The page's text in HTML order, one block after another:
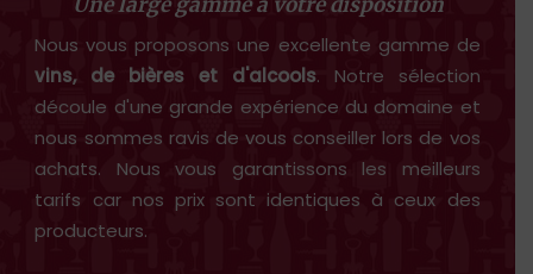
Nous vous proposons une excellente gamme de
vins, de bières et d'alcools. Notre sélection
découle d'une grande expérience du domaine et
nous sommes ravis de vous conseiller lors de vos
achats. Nous vous garantissons les meilleurs
tarifs car nos prix sont identiques à ceux des
producteurs.